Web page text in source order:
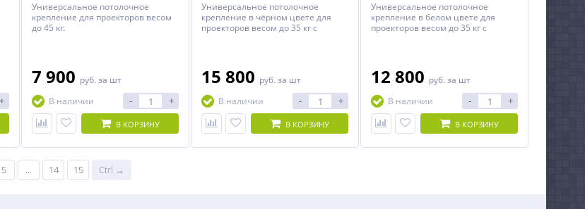
+
Универсальное потолочное
крепление для проекторов весом
до 45 кг.
7 900 руб. за шт
В наличии
- +
В КОРЗИНУ
Универсальное потолочное
крепление в чёрном цвете для
проекторов весом до 35 кг c
15 800 руб. за шт
В наличии
- +
В КОРЗИНУ
Универсальное потолочное
крепление в белом цвете для
проекторов весом до 35 кг c
12 800 руб. за шт
В наличии
- +
В КОРЗИНУ
5 ... 14 15 Ctrl →